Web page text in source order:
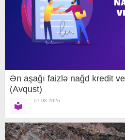
Ən aşağı faizlə nağd kredit
(Avqust)
07.08.2026